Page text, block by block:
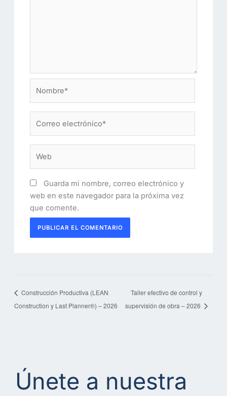
electrónico*
Guarda mi nombre, correo electrónico y
web en este navegador para la próxima vez
que comente.
Construcción Productiva (LEAN
Construction y Last Planner®) – 2026
Taller efectivo de control y
supervisión de obra – 2026
Únete a nuestra